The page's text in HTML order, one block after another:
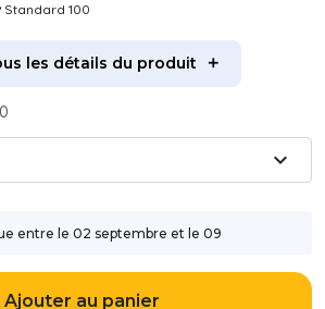
Standard 100
les détails du produit
expand_more
entre le 02 septembre et le 09
Ajouter au panier